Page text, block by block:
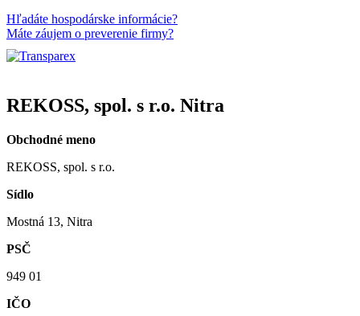
Hľadáte hospodárske informácie?
Máte záujem o preverenie firmy?
REKOSS, spol. s r.o. Nitra
Obchodné meno
REKOSS, spol. s r.o.
Sídlo
Mostná 13, Nitra
PSČ
949 01
IČO